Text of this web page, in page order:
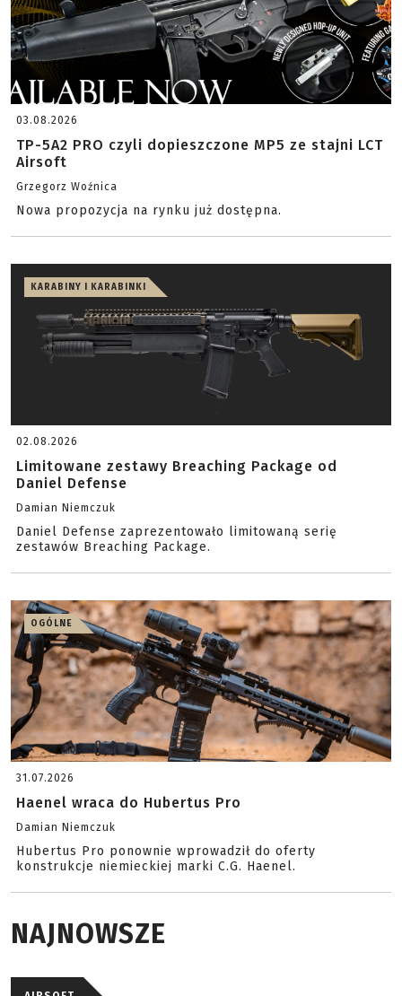
03.08.2026
TP-5A2 PRO czyli dopieszczone MP5 ze stajni LCT
Airsoft
Grzegorz Woźnica
Nowa propozycja na rynku już dostępna.
KARABINY I KARABINKI
02.08.2026
Limitowane zestawy Breaching Package od
Daniel Defense
Damian Niemczuk
Daniel Defense zaprezentowało limitowaną serię
zestawów Breaching Package.
OGÓLNE
31.07.2026
Haenel wraca do Hubertus Pro
Damian Niemczuk
Hubertus Pro ponownie wprowadził do oferty
konstrukcje niemieckiej marki C.G. Haenel.
NAJNOWSZE